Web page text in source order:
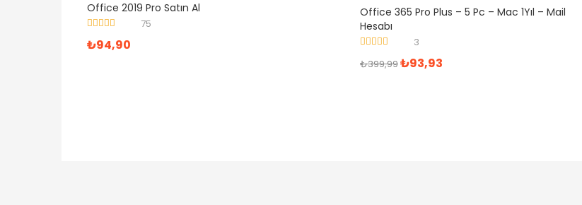
Office 2019 Pro Satın Al
5.00oy aldı
75
₺94,90
Office 365 Pro Plus – 5 Pc – Mac 1Yıl – Mail
Hesabı
5.00oy aldı
3
₺399,99₺93,93